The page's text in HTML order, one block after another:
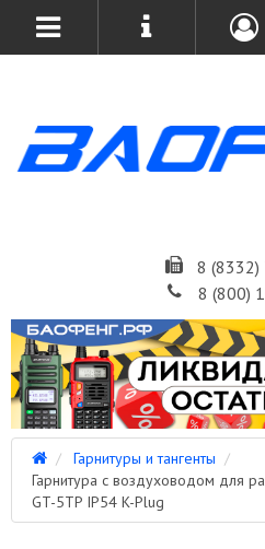
8
8 (800)
Гарнитуры и тангенты
Гарнитура с воздуховодом для
GT-5TP IP54 K-Plug